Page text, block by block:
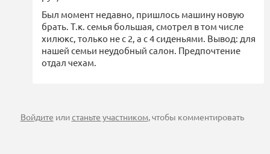
Был момент недавно, пришлось машину новую
брать. Т.к. семья большая, смотрел в том числе
хилюкс, только не с 2, а с 4 сиденьями. Вывод: для
нашей семьи неудобный салон. Предпочтение
отдал чехам.
Войдите илистаньте участником, чтобы комментировать